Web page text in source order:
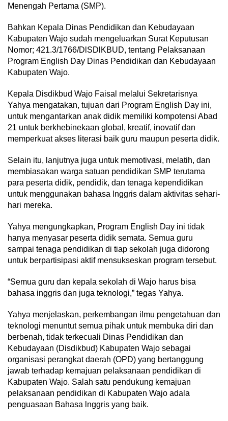
Menengah Pertama (SMP).
Bahkan Kepala Dinas Pendidikan dan Kebudayaan
Kabupaten Wajo sudah mengeluarkan Surat Keputusan
Nomor; 421.3/1766/DlSDlKBUD, tentang Pelaksanaan
Program English Day Dinas Pendidikan dan Kebudayaan
Kabupaten Wajo.
Kepala Disdikbud Wajo Faisal melalui Sekretarisnya
Yahya mengatakan, tujuan dari Program English Day ini,
untuk mengantarkan anak didik memiliki kompotensi Abad
21 untuk berkhebinekaan global, kreatif, inovatif dan
memperkuat akses literasi baik guru maupun peserta didik.
Selain itu, lanjutnya juga untuk memotivasi, melatih, dan
membiasakan warga satuan pendidikan SMP terutama
para peserta didik, pendidik, dan tenaga kependidikan
untuk menggunakan bahasa lnggris dalam aktivitas sehari-
hari mereka.
Yahya mengungkapkan, Program English Day ini tidak
hanya menyasar peserta didik semata. Semua guru
sampai tenaga pendidikan di tiap sekolah juga didorong
untuk berpartisipasi aktif mensukseskan program tersebut.
“Semua guru dan kepala sekolah di Wajo harus bisa
bahasa inggris dan juga teknologi,” tegas Yahya.
Yahya menjelaskan, perkembangan ilmu pengetahuan dan
teknologi menuntut semua pihak untuk membuka diri dan
berbenah, tidak terkecuali Dinas Pendidikan dan
Kebudayaan (Disdikbud) Kabupaten Wajo sebagai
organisasi perangkat daerah (OPD) yang bertanggung
jawab terhadap kemajuan pelaksanaan pendidikan di
Kabupaten Wajo. Salah satu pendukung kemajuan
pelaksanaan pendidikan di Kabupaten Wajo adala
penguasaan Bahasa lnggris yang baik.